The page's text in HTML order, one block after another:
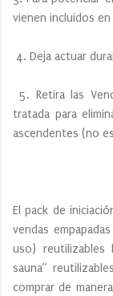
vienen incluidos en
4. Deja actuar
5. Retira las
tratada para
ascendentes (no
El pack de
vendas
uso)
sauna”
comprar de